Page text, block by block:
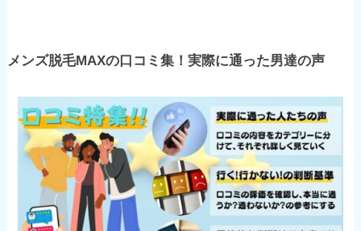
メンズ脱毛MAXの口コミ集！実際に通った男達の声